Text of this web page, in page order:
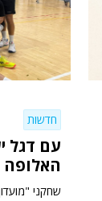
חדשות
עם דגל
שחקני